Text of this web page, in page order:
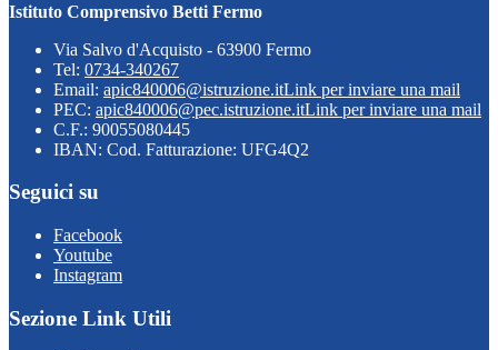
Istituto Comprensivo Betti Fermo
Via Salvo d'Acquisto - 63900 Fermo
Tel: 0734-340267
Email: apic840006@istruzione.itLink per inviare una mail
PEC: apic840006@pec.istruzione.itLink per inviare una mail
C.F.: 90055080445
IBAN: Cod. Fatturazione: UFG4Q2
Seguici su
Facebook
Youtube
Instagram
Sezione Link Utili